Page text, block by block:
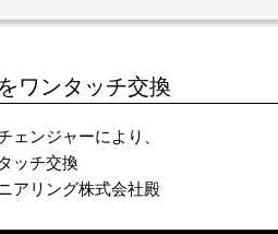
ワンタッチ交換
ェンジャーにより、
ッチ交換
アリング株式会社殿